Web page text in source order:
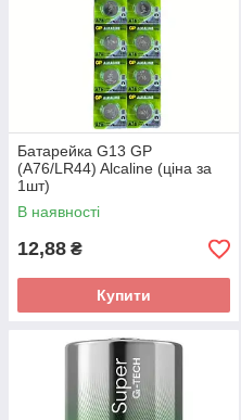
Батарейка G13 GP
(A76/LR44) Alcaline (ціна за
1шт)
В наявності
12,88 ₴
Купити